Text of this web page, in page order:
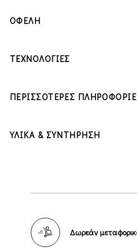
ΟΦΕΛΗ
ΤΕΧΝΟΛΟΓΙΕΣ
ΠΕΡΙΣΣΟΤΕΡΕΣ
ΥΛΙΚΑ & ΣΥΝΤΗΡΗΣΗ
Δωρεάν